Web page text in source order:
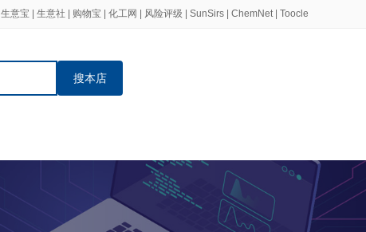
生意宝 生意社 购物宝 化工网 风险评级 SunSirs ChemNet| Toocle
搜本店